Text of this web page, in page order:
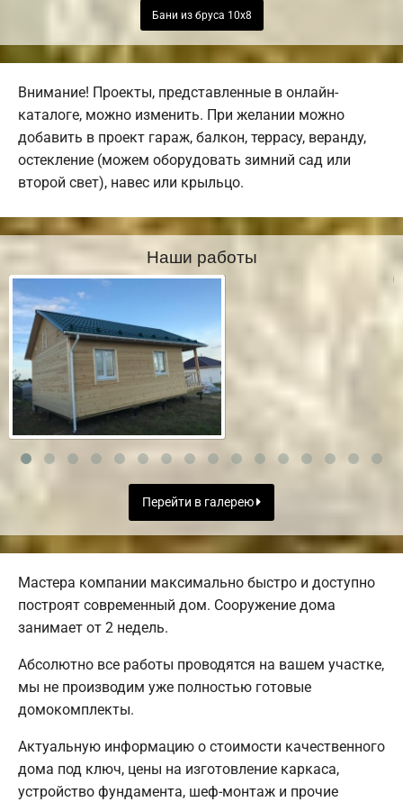
Бани из бруса 10х8
Внимание! Проекты, представленные в онлайн-
каталоге, можно изменить. При желании можно
добавить в проект гараж, балкон, террасу, веранду,
остекление (можем оборудовать зимний сад или
второй свет), навес или крыльцо.
Наши работы
Перейти в галерею
Мастера компании максимально быстро и доступно
построят современный дом. Сооружение дома
занимает от 2 недель.
Абсолютно все работы проводятся на вашем участке,
мы не производим уже полностью готовые
домокомплекты.
Актуальную информацию о стоимости качественного
дома под ключ, цены на изготовление каркаса,
устройство фундамента, шеф-монтаж и прочие